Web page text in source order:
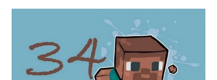
البـيـت
39#
MINECRAFT
:
D7OOMY999